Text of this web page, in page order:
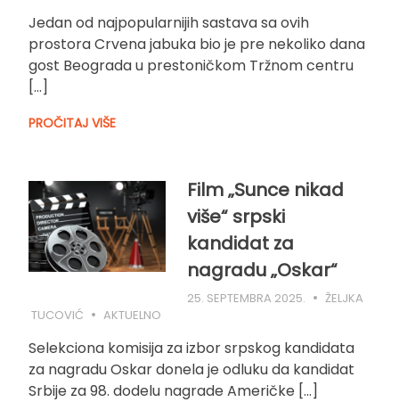
Jedan od najpopularnijih sastava sa ovih
prostora Crvena jabuka bio je pre nekoliko dana
gost Beograda u prestoničkom Tržnom centru
[…]
PROČITAJ VIŠE
Film „Sunce nikad
više“ srpski
kandidat za
nagradu „Oskar“
25. SEPTEMBRA 2025.
ŽELJKA
TUCOVIĆ
AKTUELNO
Selekciona komisija za izbor srpskog kandidata
za nagradu Oskar donela je odluku da kandidat
Srbije za 98. dodelu nagrade Američke […]